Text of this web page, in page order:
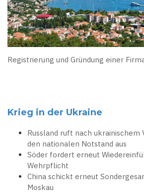
Registrierung und Gründung einer
Krieg in der Ukraine
Russland ruft nach ukrainischem
den nationalen Notstand aus
Söder fordert erneut
Wehrpflicht
China schickt erneut
Moskau